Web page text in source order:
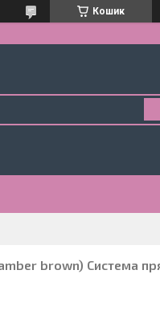
Кошик
brown) Система